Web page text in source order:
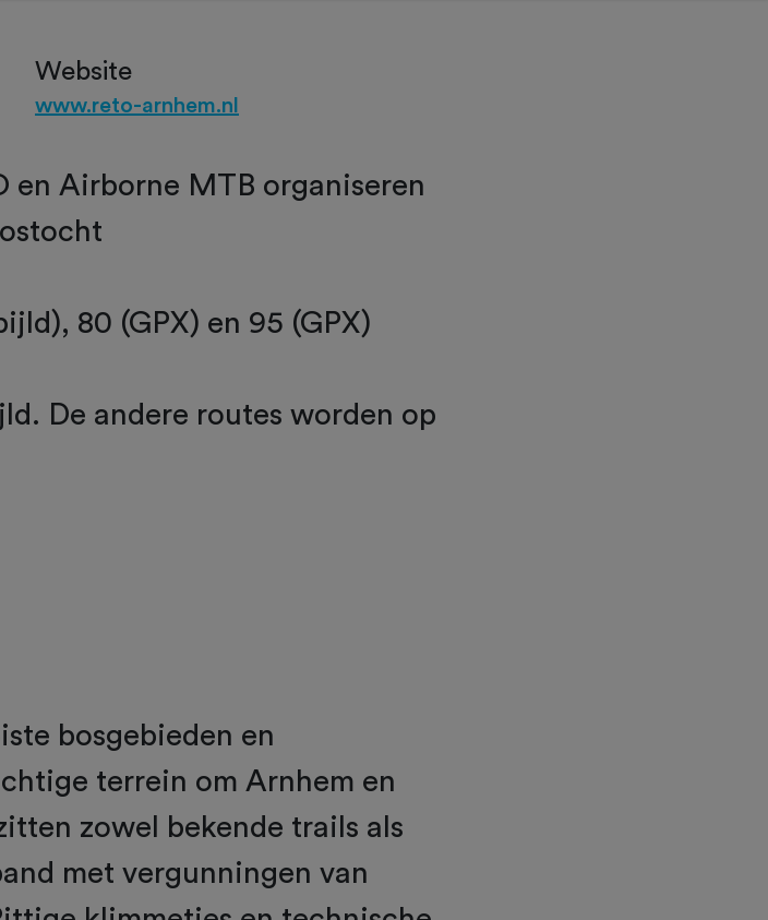
Website
www.reto-arnhem.nl
en Airborne MTB organiseren
80 (GPX) en 95 (GPX)
De andere routes worden op
bosgebieden en
terrein om Arnhem en
zowel bekende trails als
met vergunningen van